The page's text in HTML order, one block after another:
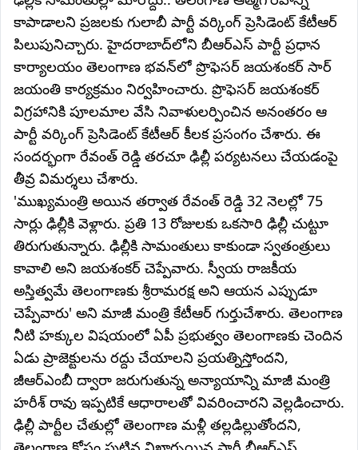
కాపాడాలని ప్రజలకు గులాబీ పార్టీ వర్కింగ్‌ ప్రెసిడెంట్‌ కేటీఆర్‌
పిలుపునిచ్చారు. హైదరాబాద్‌లోని బీఆర్‌ఎస్‌ పార్టీ ప్రధాన
కార్యాలయం తెలంగాణ భవన్‌లో ప్రొఫెసర్ జయశంకర్ సార్
జయంతి కార్యక్రమం నిర్వహించారు. ప్రొఫెసర్‌ జయశంకర్‌
విగ్రహానికి పూలమాల వేసి నివాళులర్పించిన అనంతరం ఆ
పార్టీ వర్కింగ్‌ ప్రెసిడెంట్‌ కేటీఆర్‌ కీలక ప్రసంగం చేశారు. ఈ
సందర్భంగా రేవంత్ రెడ్డి తరచూ ఢిల్లీ పర్యటనలు చేయడంపై
తీవ్ర విమర్శలు చేశారు.
'ముఖ్యమంత్రి అయిన తర్వాత రేవంత్ రెడ్డి 32 నెలల్లో 75
సార్లు ఢిల్లీకి వెళ్లారు. ప్రతి 13 రోజులకు ఒకసారి ఢిల్లీ చుట్టూ
తిరుగుతున్నారు. ఢిల్లీకి సామంతులు కాకుండా స్వతంత్రులు
కావాలి అని జయశంకర్ చెప్పేవారు. స్వీయ రాజకీయ
అస్తిత్వమే తెలంగాణకు శ్రీరామరక్ష అని ఆయన ఎప్పుడూ
చెప్పేవారు' అని మాజీ మంత్రి కేటీఆర్‌ గుర్తుచేశారు. తెలంగాణ
నీటి హక్కుల విషయంలో ఏపీ ప్రభుత్వం తెలంగాణకు చెందిన
ఏడు ప్రాజెక్టులను రద్దు చేయాలని ప్రయత్నిస్తోందని,
జీఆర్ఎంబీ ద్వారా జరుగుతున్న అన్యాయాన్ని మాజీ మంత్రి
హరీశ్ రావు ఇప్పటికే ఆధారాలతో వివరించారని వెల్లడించారు.
ఢిల్లీ పార్టీల చేతుల్లో తెలంగాణ మళ్లీ తల్లడిల్లుతోందని,